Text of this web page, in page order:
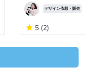
デザイン依頼・販売
5 (2)